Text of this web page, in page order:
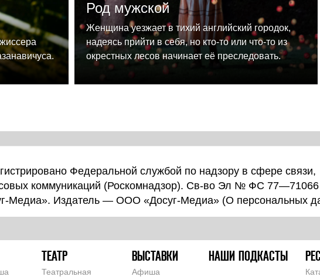
Род мужской
Женщина уезжает в тихий английский городок,
надеясь прийти в себя, но кто-то или что-то из
окрестных лесов начинает её преследовать.
Федеральной службой по надзору в сфере связи,
коммуникаций (Роскомнадзор). Св-во Эл № ФС 77—71066
Медиа». Издатель — ООО «Досуг-Медиа» (О персональных
ТЕАТР
Театральная
ВЫСТАВКИ
Афиша
НАШИ ПОДКАСТЫ